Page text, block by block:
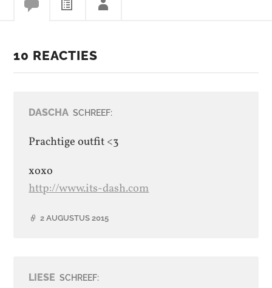
10 REACTIES
DASCHA SCHREEF:
Prachtige outfit <3
xoxo
http://www.its-dash.com
2 AUGUSTUS 2015
LIESE SCHREEF: